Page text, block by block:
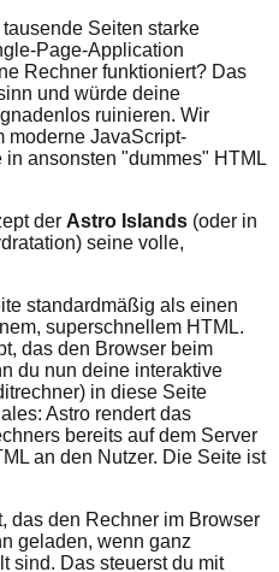
Seiten starke
Page-Application
Rechner funktioniert? Das
und würde deine
ruinieren. Wir
moderne JavaScript-
ansonsten "dummes" HTML
der Astro Islands (oder in
seine volle,
standardmäßig als einen
superschnellem HTML.
das den Browser beim
du nun deine interaktive
in diese Seite
Astro rendert das
bereits auf dem Server
an den Nutzer. Die Seite ist
das den Rechner im Browser
geladen, wenn ganz
sind. Das steuerst du mit